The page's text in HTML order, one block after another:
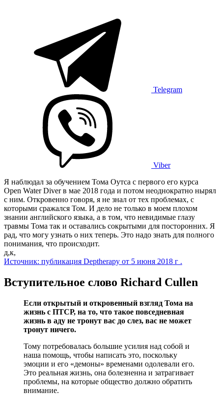
Telegram
Viber
Я наблюдал за обучением Тома Оутса с первого его курса
Open Water Diver в мае 2018 года и потом неоднократно нырял
с ним. Откровенно говоря, я не знал от тех проблемах, с
которыми сражался Том. И дело не только в моем плохом
знании английского языка, а в том, что невидимые глазу
травмы Тома так и оставались сокрытыми для посторонних. Я
рад, что могу узнать о них теперь. Это надо знать для полного
понимания, что происходит.
д,к,
Источник: публикация Deptherapy от 5 июня 2018 г .
Вступительное слово Richard Cullen
Если открытый и откровенный взгляд Тома на
жизнь с ПТСР, на то, что такое повседневная
жизнь в аду не тронут вас до слез, вас не может
тронут ничего.
Тому потребовалась большие усилия над собой и
наша помощь, чтобы написать это, поскольку
эмоции и его «демоны» временами одолевали его.
Это реальная жизнь, она болезненна и затрагивает
проблемы, на которые общество должно обратить
внимание.